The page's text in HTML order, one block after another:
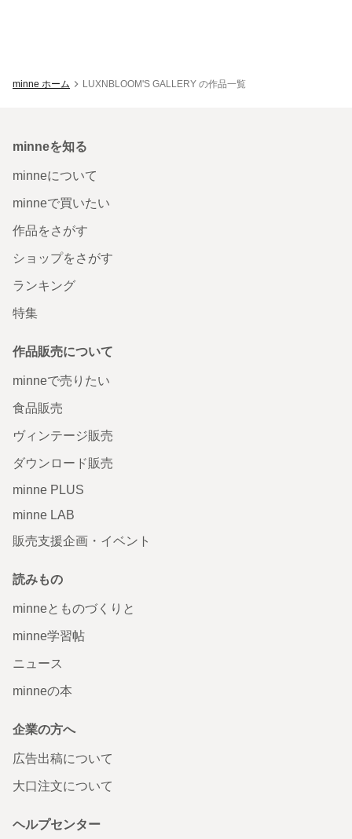
minne ホーム LUXNBLOOM'S GALLERY の作品一覧
minneを知る
minneについて
minneで買いたい
作品をさがす
ショップをさがす
ランキング
特集
作品販売について
minneで売りたい
食品販売
ヴィンテージ販売
ダウンロード販売
minne PLUS
minne LAB
販売支援企画・イベント
読みもの
minneとものづくりと
minne学習帖
ニュース
minneの本
企業の方へ
広告出稿について
大口注文について
ヘルプセンター